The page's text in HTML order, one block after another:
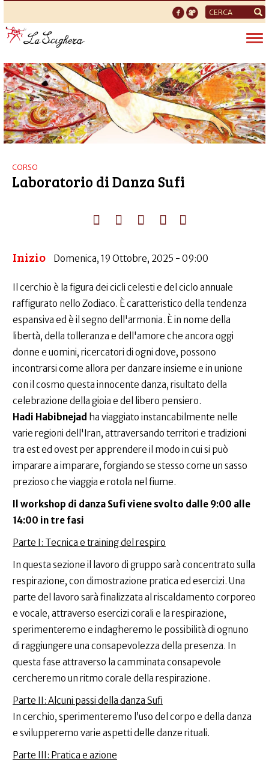
Form
di
ricerca
CORSO
Laboratorio di Danza Sufi
Inizio Domenica, 19 Ottobre, 2025 - 09:00
Il cerchio è la figura dei cicli celesti e del ciclo annuale
raffigurato nello Zodiaco. È caratteristico della tendenza
espansiva ed è il segno dell'armonia. È in nome della
libertà, della tolleranza e dell'amore che ancora oggi
donne e uomini, ricercatori di ogni dove, possono
incontrarsi come allora per danzare insieme e in unione
con il cosmo questa innocente danza, risultato della
celebrazione della gioia e del libero pensiero.
Hadi Habibnejad ha viaggiato instancabilmente nelle
varie regioni dell'Iran, attraversando territori e tradizioni
tra est ed ovest per apprendere il modo in cui si può
imparare a imparare, forgiando se stesso come un sasso
prezioso che viaggia e rotola nel fiume.
Il workshop di danza Sufi viene svolto dalle 9:00 alle
14:00 in tre fasi
Parte I: Tecnica e training del respiro
In questa sezione il lavoro di gruppo sarà concentrato sulla
respirazione, con dimostrazione pratica ed esercizi. Una
parte del lavoro sarà finalizzata al riscaldamento corporeo
e vocale, attraverso esercizi corali e la respirazione,
sperimenteremo e indagheremo le possibilità di ognuno
di raggiungere una consapevolezza della presenza. In
questa fase attraverso la camminata consapevole
cercheremo un ritmo corale della respirazione.
Parte II: Alcuni passi della danza Sufi
In cerchio, sperimenteremo l’uso del corpo e della danza
e svilupperemo varie aspetti delle danze rituali.
Parte III: Pratica e azione